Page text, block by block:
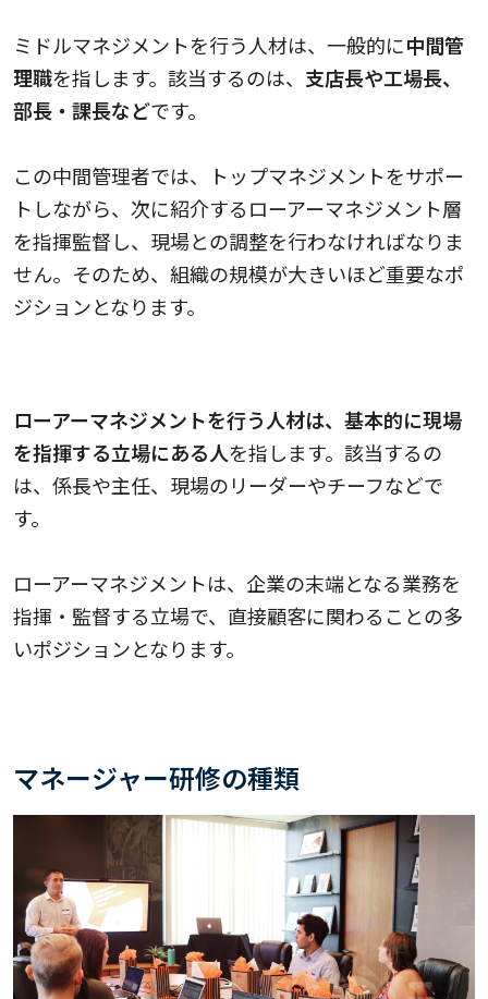
ミドルマネジメントを行う人材は、一般的に中間管
理職を指します。該当するのは、 支店長や工場長、
部長・課長などです。
この中間管理者では、トップマネジメントをサポー
トしながら、次に紹介するローアーマネジメント層
を指揮監督し、現場との調整を行わなければなりま
せん。そのため、組織の規模が大きいほど重要なポ
ジションとなります。
ローアーマネジメントを行う人材は、基本的に現場
を指揮する立場にある人を指します。該当するの
は、係長や主任、現場のリーダーやチーフなどで
す。
ローアーマネジメントは、企業の末端となる業務を
指揮・監督する立場で、直接顧客に関わることの多
いポジションとなります。
マネージャー研修の種類